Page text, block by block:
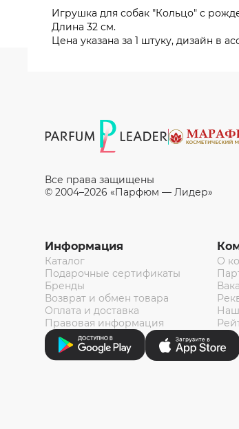
Игрушка для собак "Кольцо" с
Длина 32 см.
Цена указана за 1 штуку, дизайн в
Все права защищены
© 2004–2026 «Парфюм — Лидер»
Информация
Каталог
Подарочные сертификаты
Бренды
Возврат и обмен товара
Оплата и доставка
Правовая информация
О